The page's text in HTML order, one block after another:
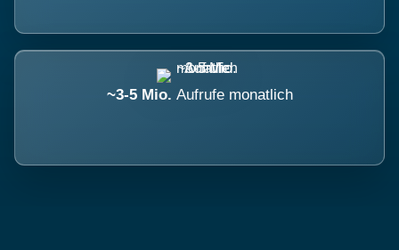
~3-5 Mio. Aufrufe monatlich